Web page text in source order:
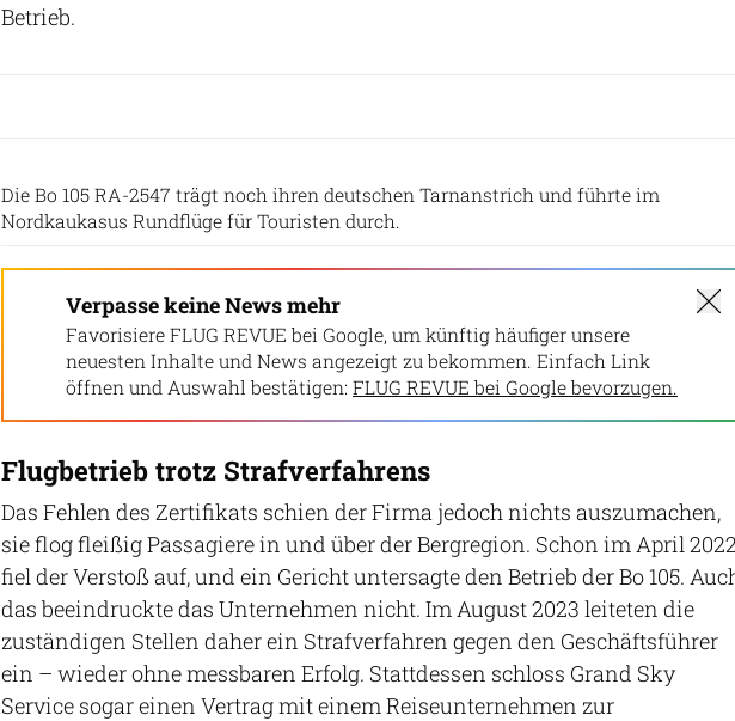
Betrieb.
Die Bo 105 RA-2547 trägt noch ihren deutschen Tarnanstrich und führte im
Nordkaukasus Rundflüge für Touristen durch.
Verpasse keine News mehr
Favorisiere FLUG REVUE bei Google, um künftig häufiger unsere
neuesten Inhalte und News angezeigt zu bekommen. Einfach Link
öffnen und Auswahl bestätigen: FLUG REVUE bei Google bevorzugen.
Flugbetrieb trotz Strafverfahrens
Das Fehlen des Zertifikats schien der Firma jedoch nichts auszumachen,
sie flog fleißig Passagiere in und über der Bergregion. Schon im April
fiel der Verstoß auf, und ein Gericht untersagte den Betrieb der Bo 105.
das beeindruckte das Unternehmen nicht. Im August 2023 leiteten die
zuständigen Stellen daher ein Strafverfahren gegen den Geschäftsführer
ein – wieder ohne messbaren Erfolg. Stattdessen schloss Grand Sky
Service sogar einen Vertrag mit einem Reiseunternehmen zur